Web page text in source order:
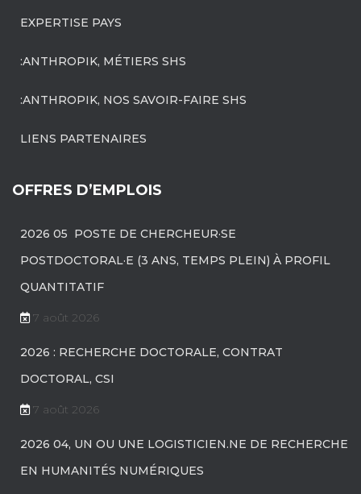
EXPERTISE PAYS
:ANTHROPIK, MÉTIERS SHS
:ANTHROPIK, NOS SAVOIR-FAIRE SHS
LIENS PARTENAIRES
OFFRES D’EMPLOIS
2026 05 POSTE DE CHERCHEUR·SE
POSTDOCTORAL·E (3 ANS, TEMPS PLEIN) À PROFIL
QUANTITATIF
7 août 2026
2026 : RECHERCHE DOCTORALE, CONTRAT
DOCTORAL, CSI
7 août 2026
2026 04, UN OU UNE LOGISTICIEN.NE DE RECHERCHE
EN HUMANITÉS NUMÉRIQUES